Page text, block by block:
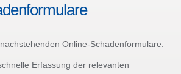
Online-Schadenformulare.
Erfassung der relevanten